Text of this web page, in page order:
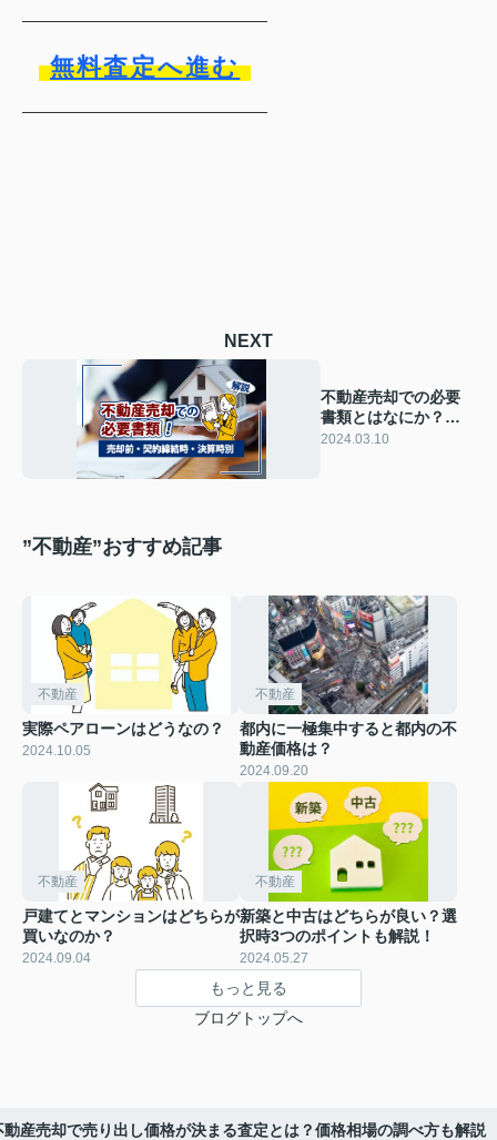
無料査定へ進む
NEXT
不動産売却での必要
書類とはなにか？売
却前・契約締結時・
2024.03.10
”不動産”おすすめ記事
不動産
実際ペアローンはどうなの？
2024.10.05
不動産
都内に一極集中すると都内の不
動産価格は？
2024.09.20
不動産
戸建てとマンションはどちらが
買いなのか？
2024.09.04
不動産
新築と中古はどちらが良い？選
択時3つのポイントも解説！
2024.05.27
もっと見る
ブログトップへ
動産売却で売り出し価格が決まる査定とは？価格相場の調べ方も解説